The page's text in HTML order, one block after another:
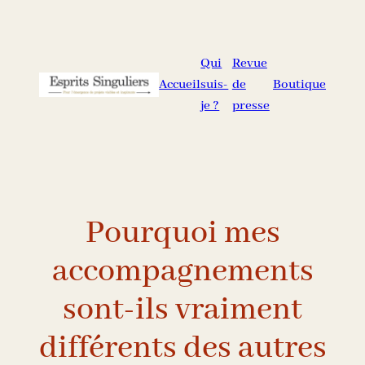
Accueil
Qui
suis-
je ?
Revue
de
presse
Boutique
Pourquoi mes
accompagnements
sont-ils vraiment
différents des autres